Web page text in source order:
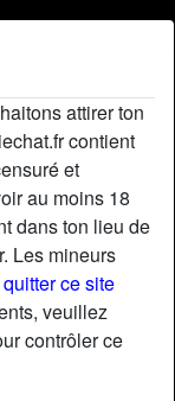
attirer ton
contient
et
au moins 18
dans ton lieu de
Les mineurs
quitter ce site
veuillez
contrôler ce